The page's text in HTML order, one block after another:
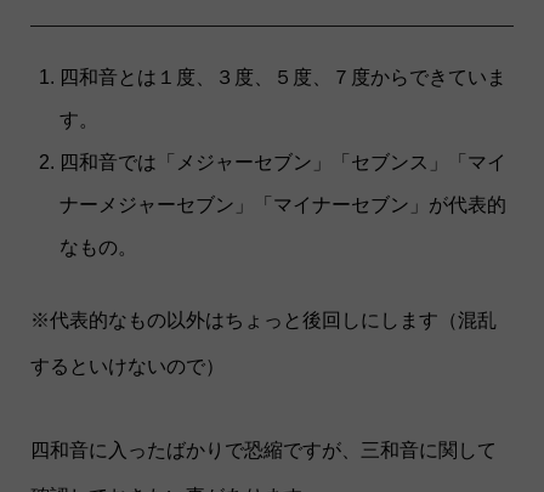
四和音とは１度、３度、５度、７度からできていま
す。
四和音では「メジャーセブン」「セブンス」「マイ
ナーメジャーセブン」「マイナーセブン」が代表的
なもの。
※代表的なもの以外はちょっと後回しにします（混乱
するといけないので）
四和音に入ったばかりで恐縮ですが、三和音に関して